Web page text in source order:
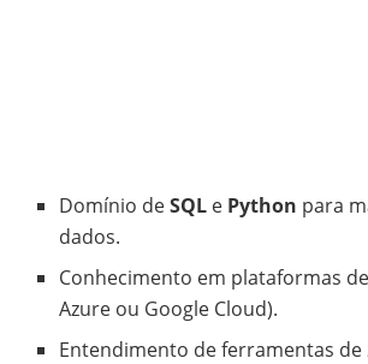
Domínio deSQL e Python para
dados.
Conhecimento em plataformas
Azure ou Google Cloud).
Entendimento de ferramentas de